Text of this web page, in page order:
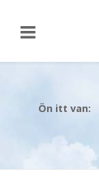
Ön itt van: